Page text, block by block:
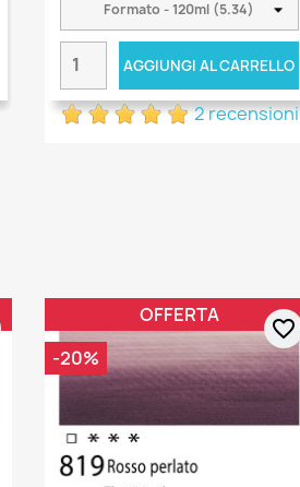
AGGIUNGI AL CARRELLO
2 recensioni
OFFERTA
-20%
favorite_border